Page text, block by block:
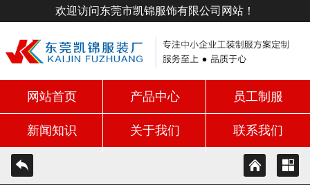
欢迎访问东莞市凯锦服饰有限公司网站！
网站首页 产品中心 员工制服
新闻知识 关于我们 联系我们